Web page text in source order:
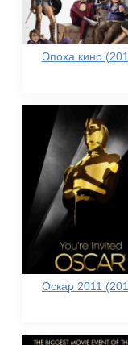
Эпоха кино
Оскар 2011